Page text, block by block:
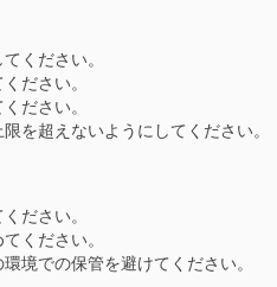
ください。
ださい。
ださい。
を超えないようにしてください。
ださい。
ください。
境での保管を避けてください。